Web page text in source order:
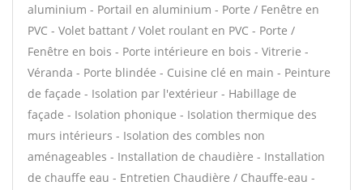
aluminium - Portail en aluminium - Porte / Fenêtre en
PVC - Volet battant / Volet roulant en PVC - Porte /
Fenêtre en bois - Porte intérieure en bois - Vitrerie -
Véranda - Porte blindée - Cuisine clé en main - Peinture
de façade - Isolation par l'extérieur - Habillage de
façade - Isolation phonique - Isolation thermique des
murs intérieurs - Isolation des combles non
aménageables - Installation de chaudière - Installation
de chauffe eau - Entretien Chaudière / Chauffe-eau -